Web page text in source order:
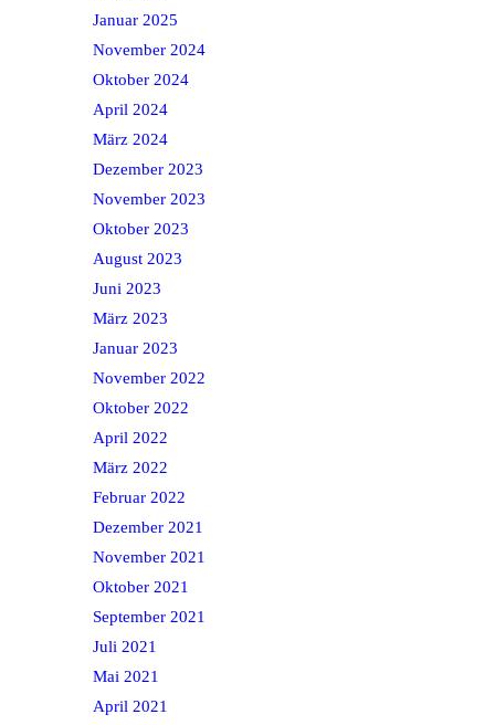
Januar 2025
November 2024
Oktober 2024
April 2024
März 2024
Dezember 2023
November 2023
Oktober 2023
August 2023
Juni 2023
März 2023
Januar 2023
November 2022
Oktober 2022
April 2022
März 2022
Februar 2022
Dezember 2021
November 2021
Oktober 2021
September 2021
Juli 2021
Mai 2021
April 2021